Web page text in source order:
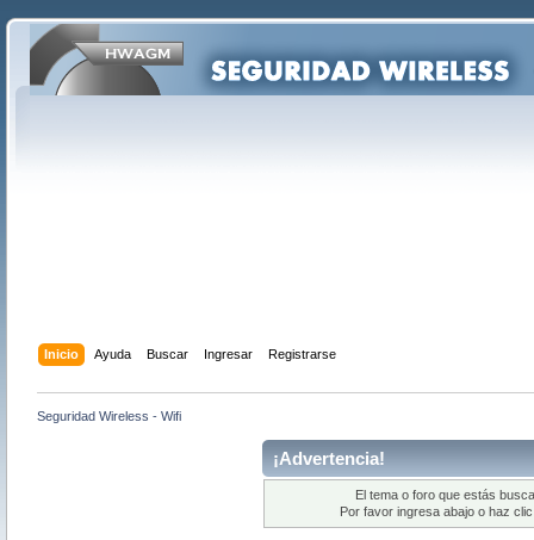
Inicio Ayuda Buscar Ingresar Registrarse
Seguridad Wireless - Wifi
¡Advertencia!
El tema o foro que estás
Por favor ingresa abajo o haz